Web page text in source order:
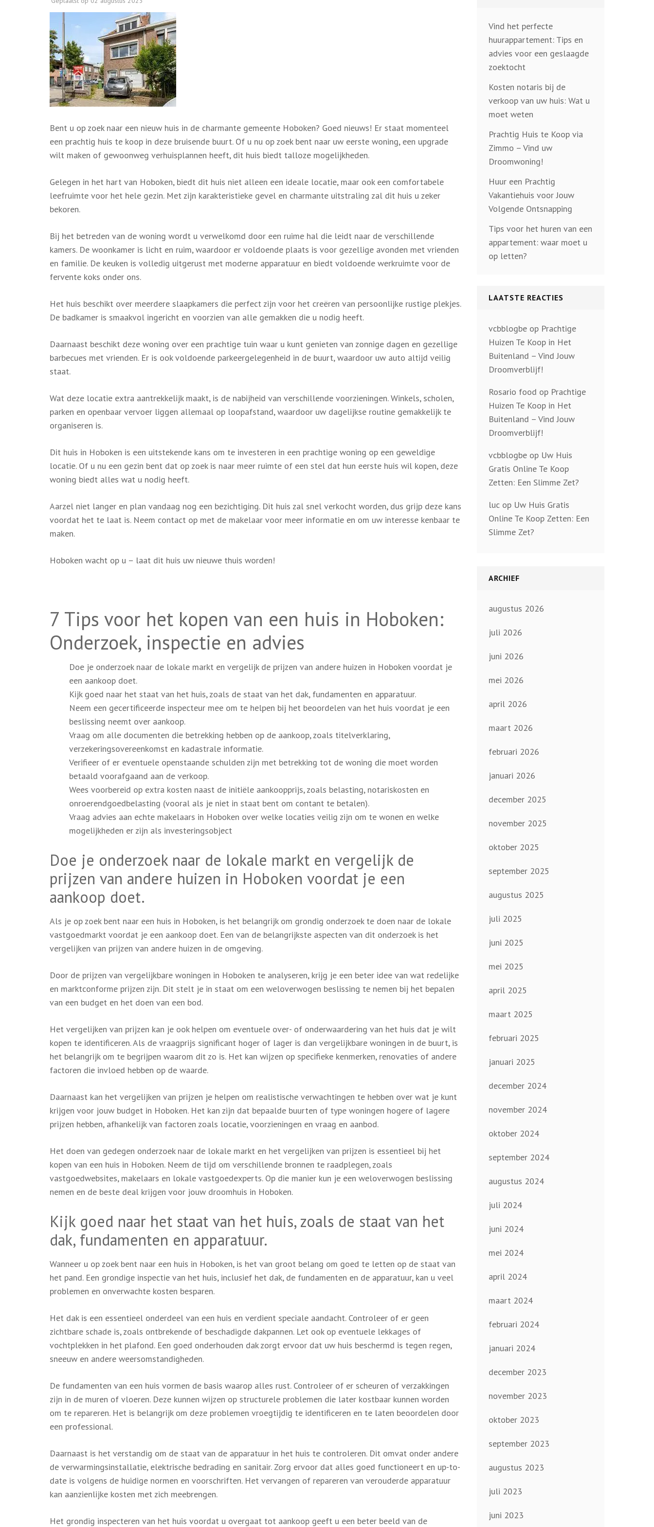
Bent u op zoek naar een nieuw huis in de charmante gemeente Hoboken? Goed nieuws! Er staat momenteel
een prachtig huis te koop in deze bruisende buurt. Of u nu op zoek bent naar uw eerste woning, een upgrade
wilt maken of gewoonweg verhuisplannen heeft, dit huis biedt talloze mogelijkheden.
Gelegen in het hart van Hoboken, biedt dit huis niet alleen een ideale locatie, maar ook een comfortabele
leefruimte voor het hele gezin. Met zijn karakteristieke gevel en charmante uitstraling zal dit huis u zeker
bekoren.
Bij het betreden van de woning wordt u verwelkomd door een ruime hal die leidt naar de verschillende
kamers. De woonkamer is licht en ruim, waardoor er voldoende plaats is voor gezellige avonden met vrienden
en familie. De keuken is volledig uitgerust met moderne apparatuur en biedt voldoende werkruimte voor de
fervente koks onder ons.
Het huis beschikt over meerdere slaapkamers die perfect zijn voor het creëren van persoonlijke rustige plekjes.
De badkamer is smaakvol ingericht en voorzien van alle gemakken die u nodig heeft.
Daarnaast beschikt deze woning over een prachtige tuin waar u kunt genieten van zonnige dagen en gezellige
barbecues met vrienden. Er is ook voldoende parkeergelegenheid in de buurt, waardoor uw auto altijd veilig
staat.
Wat deze locatie extra aantrekkelijk maakt, is de nabijheid van verschillende voorzieningen. Winkels, scholen,
parken en openbaar vervoer liggen allemaal op loopafstand, waardoor uw dagelijkse routine gemakkelijk te
organiseren is.
Dit huis in Hoboken is een uitstekende kans om te investeren in een prachtige woning op een geweldige
locatie. Of u nu een gezin bent dat op zoek is naar meer ruimte of een stel dat hun eerste huis wil kopen, deze
woning biedt alles wat u nodig heeft.
Aarzel niet langer en plan vandaag nog een bezichtiging. Dit huis zal snel verkocht worden, dus grijp deze kans
voordat het te laat is. Neem contact op met de makelaar voor meer informatie en om uw interesse kenbaar te
maken.
Hoboken wacht op u – laat dit huis uw nieuwe thuis worden!
7 Tips voor het kopen van een huis in Hoboken:
Onderzoek, inspectie en advies
Doe je onderzoek naar de lokale markt en vergelijk de prijzen van andere huizen in Hoboken voordat je
een aankoop doet.
Kijk goed naar het staat van het huis, zoals de staat van het dak, fundamenten en apparatuur.
Neem een gecertificeerde inspecteur mee om te helpen bij het beoordelen van het huis voordat je een
beslissing neemt over aankoop.
Vraag om alle documenten die betrekking hebben op de aankoop, zoals titelverklaring,
verzekeringsovereenkomst en kadastrale informatie.
Verifieer of er eventuele openstaande schulden zijn met betrekking tot de woning die moet worden
betaald voorafgaand aan de verkoop.
Wees voorbereid op extra kosten naast de initiële aankoopprijs, zoals belasting, notariskosten en
onroerendgoedbelasting (vooral als je niet in staat bent om contant te betalen).
Vraag advies aan echte makelaars in Hoboken over welke locaties veilig zijn om te wonen en welke
mogelijkheden er zijn als investeringsobject
Doe je onderzoek naar de lokale markt en vergelijk de
prijzen van andere huizen in Hoboken voordat je een
aankoop doet.
Als je op zoek bent naar een huis in Hoboken, is het belangrijk om grondig onderzoek te doen naar de lokale
vastgoedmarkt voordat je een aankoop doet. Een van de belangrijkste aspecten van dit onderzoek is het
vergelijken van prijzen van andere huizen in de omgeving.
Door de prijzen van vergelijkbare woningen in Hoboken te analyseren, krijg je een beter idee van wat redelijke
en marktconforme prijzen zijn. Dit stelt je in staat om een weloverwogen beslissing te nemen bij het bepalen
van een budget en het doen van een bod.
Het vergelijken van prijzen kan je ook helpen om eventuele over- of onderwaardering van het huis dat je wilt
kopen te identificeren. Als de vraagprijs significant hoger of lager is dan vergelijkbare woningen in de buurt, is
het belangrijk om te begrijpen waarom dit zo is. Het kan wijzen op specifieke kenmerken, renovaties of andere
factoren die invloed hebben op de waarde.
Daarnaast kan het vergelijken van prijzen je helpen om realistische verwachtingen te hebben over wat je kunt
krijgen voor jouw budget in Hoboken. Het kan zijn dat bepaalde buurten of type woningen hogere of lagere
prijzen hebben, afhankelijk van factoren zoals locatie, voorzieningen en vraag en aanbod.
Het doen van gedegen onderzoek naar de lokale markt en het vergelijken van prijzen is essentieel bij het
kopen van een huis in Hoboken. Neem de tijd om verschillende bronnen te raadplegen, zoals
vastgoedwebsites, makelaars en lokale vastgoedexperts. Op die manier kun je een weloverwogen beslissing
nemen en de beste deal krijgen voor jouw droomhuis in Hoboken.
Kijk goed naar het staat van het huis, zoals de staat van het
dak, fundamenten en apparatuur.
Wanneer u op zoek bent naar een huis in Hoboken, is het van groot belang om goed te letten op de staat van
het pand. Een grondige inspectie van het huis, inclusief het dak, de fundamenten en de apparatuur, kan u veel
problemen en onverwachte kosten besparen.
Het dak is een essentieel onderdeel van een huis en verdient speciale aandacht. Controleer of er geen
zichtbare schade is, zoals ontbrekende of beschadigde dakpannen. Let ook op eventuele lekkages of
vochtplekken in het plafond. Een goed onderhouden dak zorgt ervoor dat uw huis beschermd is tegen regen,
sneeuw en andere weersomstandigheden.
De fundamenten van een huis vormen de basis waarop alles rust. Controleer of er scheuren of verzakkingen
zijn in de muren of vloeren. Deze kunnen wijzen op structurele problemen die later kostbaar kunnen worden
om te repareren. Het is belangrijk om deze problemen vroegtijdig te identificeren en te laten beoordelen door
een professional.
Daarnaast is het verstandig om de staat van de apparatuur in het huis te controleren. Dit omvat onder andere
de verwarmingsinstallatie, elektrische bedrading en sanitair. Zorg ervoor dat alles goed functioneert en up-to-
date is volgens de huidige normen en voorschriften. Het vervangen of repareren van verouderde apparatuur
kan aanzienlijke kosten met zich meebrengen.
Het grondig inspecteren van het huis voordat u overgaat tot aankoop geeft u een beter beeld van de
Vind het perfecte
huurappartement: Tips en
advies voor een geslaagde
zoektocht
Kosten notaris bij de
verkoop van uw huis: Wat u
moet weten
Prachtig Huis te Koop via
Zimmo – Vind uw
Droomwoning!
Huur een Prachtig
Vakantiehuis voor Jouw
Volgende Ontsnapping
Tips voor het huren van een
appartement: waar moet u
op letten?
LAATSTE REACTIES
vcbblogbeop Prachtige
Huizen Te Koop in Het
Buitenland – Vind Jouw
Droomverblijf!
Rosario food op Prachtige
Huizen Te Koop in Het
Buitenland – Vind Jouw
Droomverblijf!
vcbblogbeop Uw Huis
Gratis Online Te Koop
Zetten: Een Slimme Zet?
lucop Uw Huis Gratis
Online Te Koop Zetten: Een
Slimme Zet?
ARCHIEF
augustus 2026
juli 2026
juni 2026
mei 2026
april 2026
maart 2026
februari 2026
januari 2026
december 2025
november 2025
oktober 2025
september 2025
augustus 2025
juli 2025
juni 2025
mei 2025
april 2025
maart 2025
februari 2025
januari 2025
december 2024
november 2024
oktober 2024
september 2024
augustus 2024
juli 2024
juni 2024
mei 2024
april 2024
maart 2024
februari 2024
januari 2024
december 2023
november 2023
oktober 2023
september 2023
augustus 2023
juli 2023
juni 2023